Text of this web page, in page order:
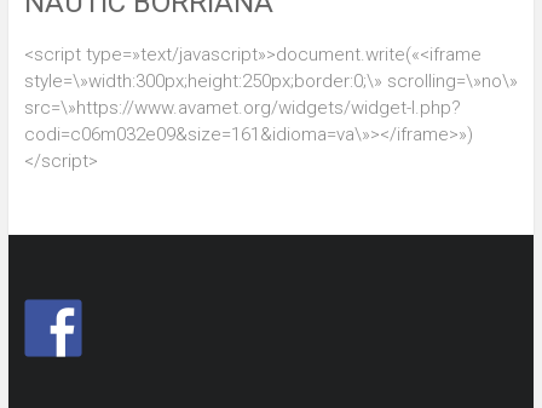
<script type=»text/javascript»>document.write(«<iframe
style=\»width:300px;height:250px;border:0;\» scrolling=\»no\»
src=\»https://www.avamet.org/widgets/widget-l.php?
codi=c06m032e09&size=161&idioma=va\»></iframe>»)
</script>